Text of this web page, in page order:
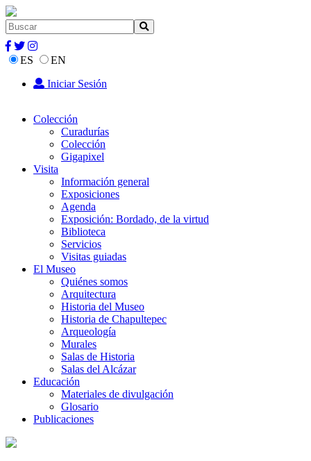
ES
EN
Iniciar Sesión
Colección
Curadurías
Colección
Gigapixel
Visita
Información general
Exposiciones
Agenda
Exposición: Bordado, de la virtud
Biblioteca
Servicios
Visitas guiadas
El Museo
Quiénes somos
Arquitectura
Historia del Museo
Historia de Chapultepec
Arqueología
Murales
Salas de Historia
Salas del Alcázar
Educación
Materiales de divulgación
Glosario
Publicaciones